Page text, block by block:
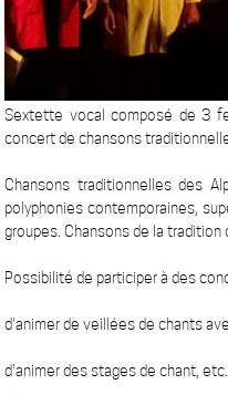
Sextette vocal composé de 3
concert de chansons
Chansons traditionnelles des
polyphonies contemporaines,
groupes. Chansons de la tradition
Possibilité de participer à des
d'animer de veillées de chants
d'animer des stages de chant, etc.